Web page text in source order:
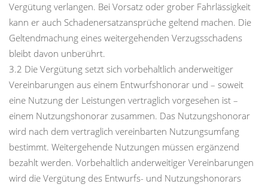
Vergütung verlangen. Bei Vorsatz oder grober Fahrlässigkeit
kann er auch Schadenersatzansprüche geltend machen. Die
Geltendmachung eines weitergehenden Verzugsschadens
bleibt davon unberührt.
3.2 Die Vergütung setzt sich vorbehaltlich anderweitiger
Vereinbarungen aus einem Entwurfshonorar und – soweit
eine Nutzung der Leistungen vertraglich vorgesehen ist –
einem Nutzungshonorar zusammen. Das Nutzungshonorar
wird nach dem vertraglich vereinbarten Nutzungsumfang
bestimmt. Weitergehende Nutzungen müssen ergänzend
bezahlt werden. Vorbehaltlich anderweitiger Vereinbarungen
wird die Vergütung des Entwurfs- und Nutzungshonorars